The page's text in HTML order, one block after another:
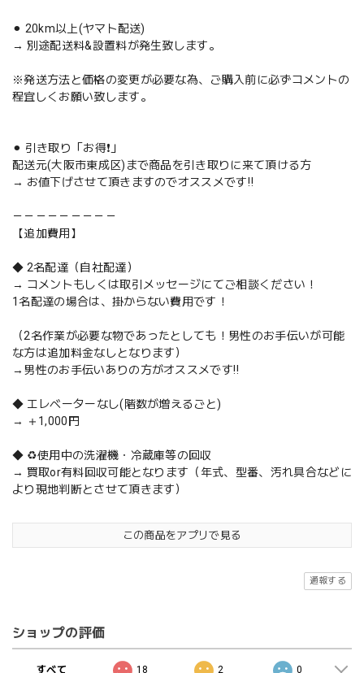
⚫︎ 20km以上(ヤマト配送)
→ 別途配送料&設置料が発生致します。
※発送方法と価格の変更が必要な為、ご購入前に必ずコメントの
程宜しくお願い致します。
⚫︎ 引き取り「お得❗️」
配送元(大阪市東成区)まで商品を引き取りに来て頂ける方
→ お値下げさせて頂きますのでオススメです‼️
－－－－－－－－－
【追加費用】
◆ 2名配達（自社配達）
→ コメントもしくは取引メッセージにてご相談ください！
1名配達の場合は、掛からない費用です！
（2名作業が必要な物であったとしても！男性のお手伝いが可能
な方は追加料金なしとなります）
→男性のお手伝いありの方がオススメです‼️
◆ エレベーターなし(階数が増えるごと)
→ ＋1,000円
◆ ♻️使用中の洗濯機・冷蔵庫等の回収
→ 買取or有料回収可能となります（年式、型番、汚れ具合などに
より現地判断とさせて頂きます）
この商品をアプリで見る
通報する
ショップの評価
すべて 18 2 0